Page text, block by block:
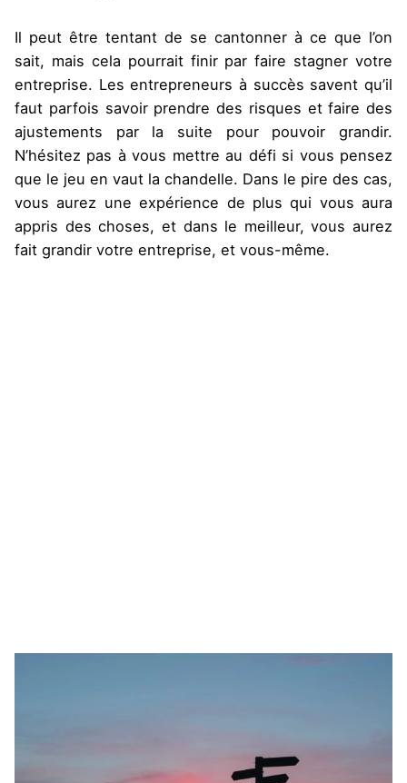
Il peut être tentant de se cantonner à ce que l’on
sait, mais cela pourrait finir par faire stagner votre
entreprise. Les entrepreneurs à succès savent qu’il
faut parfois savoir prendre des risques et faire des
ajustements par la suite pour pouvoir grandir.
N’hésitez pas à vous mettre au défi si vous pensez
que le jeu en vaut la chandelle. Dans le pire des cas,
vous aurez une expérience de plus qui vous aura
appris des choses, et dans le meilleur, vous aurez
fait grandir votre entreprise, et vous-même.